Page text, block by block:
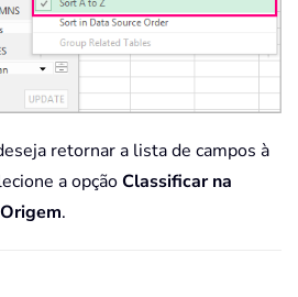
retornar a lista de campos à
a opçãoClassificar na
.